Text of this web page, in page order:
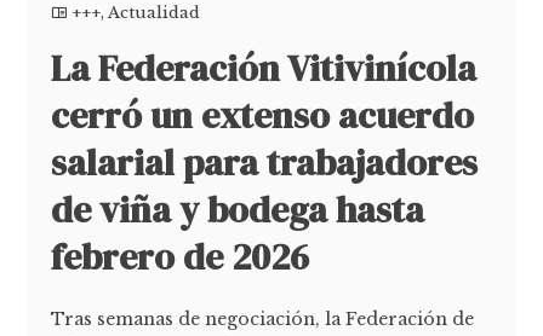
+++,Actualidad
La Federación Vitivinícola
cerró un extenso acuerdo
salarial para trabajadores
de viña y bodega hasta
febrero de 2026
Tras semanas de negociación, la Federación de